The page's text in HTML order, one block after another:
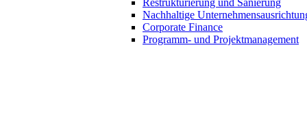
Restrukturierung und Sanierung
Nachhaltige
Corporate Finance
Programm- und Projektmanagement